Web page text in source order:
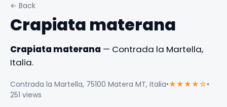
← Back
Crapiata materana
Crapiata materana — Contrada la Martella,
Italia.
Contrada la Martella, 75100 Matera MT, Italia•★★★★☆•
251 views